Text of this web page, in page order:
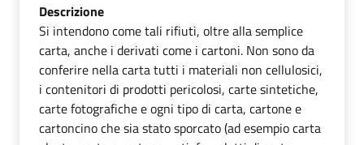
Descrizione
Si intendono come tali rifiuti, oltre alla semplice
carta, anche i derivati come i cartoni. Non sono da
conferire nella carta tutti i materiali non cellulosici,
i contenitori di prodotti pericolosi, carte sintetiche,
carte fotografiche e ogni tipo di carta, cartone e
cartoncino che sia stato sporcato (ad esempio carta